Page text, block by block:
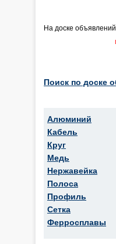
На доске
Поиск по доске
Алюминий
Кабель
Круг
Медь
Нержавейка
Полоса
Профиль
Сетка
Ферросплавы